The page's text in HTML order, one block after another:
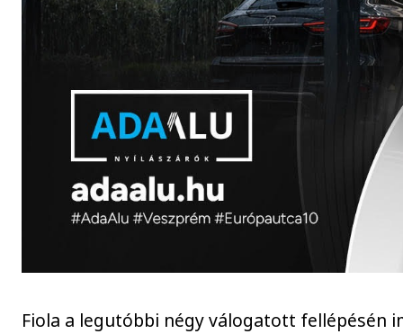
Fiola a legutóbbi négy válogatott fellépésén